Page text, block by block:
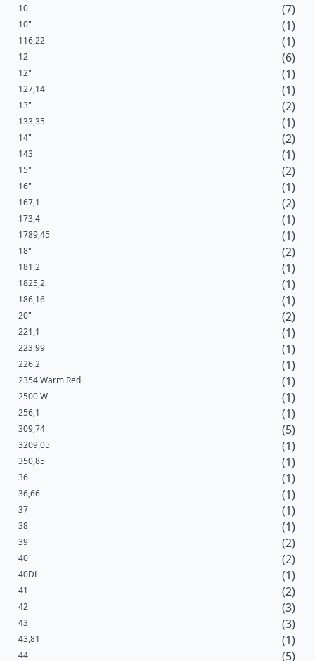
10 (7)
10" (1)
116,22 (1)
12 (6)
12" (1)
127,14 (1)
13" (2)
133,35 (1)
14" (2)
143 (1)
15" (2)
16" (1)
167,1 (2)
173,4 (1)
1789,45 (1)
18" (2)
181,2 (1)
1825,2 (1)
186,16 (1)
20" (2)
221,1 (1)
223,99 (1)
226,2 (1)
2354 Warm Red (1)
2500 W (1)
256,1 (1)
309,74 (5)
3209,05 (1)
350,85 (1)
36 (1)
36,66 (1)
37 (1)
38 (1)
39 (2)
40 (2)
40DL (1)
41 (2)
42 (3)
43 (3)
43,81 (1)
44 (5)